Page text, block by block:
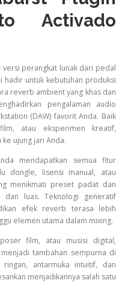
Activado
versi perangkat lunak dari pedal
untuk kebutuhan produksi
reverb ambient yang khas dan
pengalaman audio
(DAW) favorit Anda. Baik
atau eksperimen kreatif,
ujung jari Anda.
mendapatkan semua fitur
dongle, lisensi manual, atau
menikmati preset padat dan
dan luas. Teknologi generatif
efek reverb terasa lebih
elemen utama dalam mixing.
film, atau musisi digital,
tambahan sempurna di
antarmuka intuitif, dan
menjadikannya salah satu